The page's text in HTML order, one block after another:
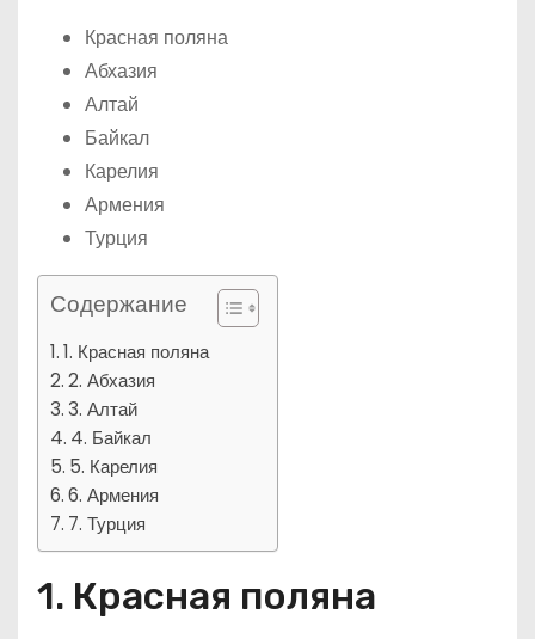
Красная поляна
Абхазия
Алтай
Байкал
Карелия
Армения
Турция
Содержание
1. Красная поляна
2. Абхазия
3. Алтай
4. Байкал
5. Карелия
6. Армения
7. Турция
1. Красная поляна